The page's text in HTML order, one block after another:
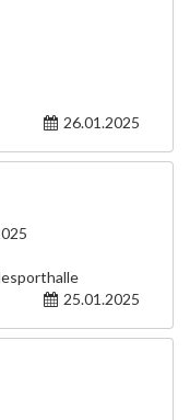
26.01.2025
25.01.2025